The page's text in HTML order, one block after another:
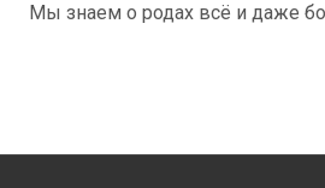
Мы знаем о родах всё и даже